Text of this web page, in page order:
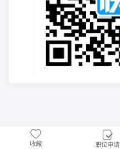
收藏 职位申请